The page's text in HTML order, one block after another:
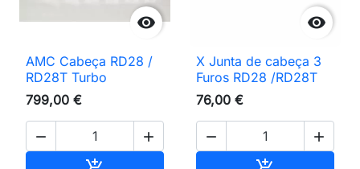

AMC Cabeça RD28 /
RD28T Turbo
799,00 €
 

X Junta de cabeça 3
Furos RD28 /RD28T
76,00 €
 